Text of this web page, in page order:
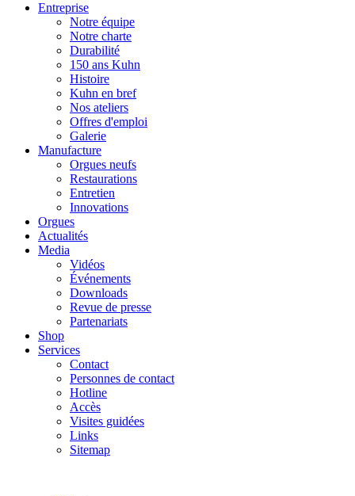
Entreprise
Notre équipe
Notre charte
Durabilité
150 ans Kuhn
Histoire
Kuhn en bref
Nos ateliers
Offres d'emploi
Galerie
Manufacture
Orgues neufs
Restaurations
Entretien
Innovations
Orgues
Actualités
Media
Vidéos
Événements
Downloads
Revue de presse
Partenariats
Shop
Services
Contact
Personnes de contact
Hotline
Accès
Visites guidées
Links
Sitemap